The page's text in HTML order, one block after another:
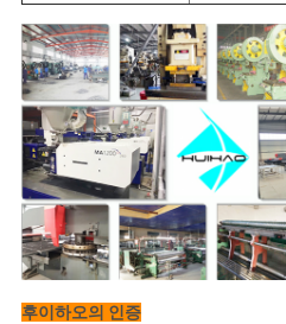
후이하오의 인증